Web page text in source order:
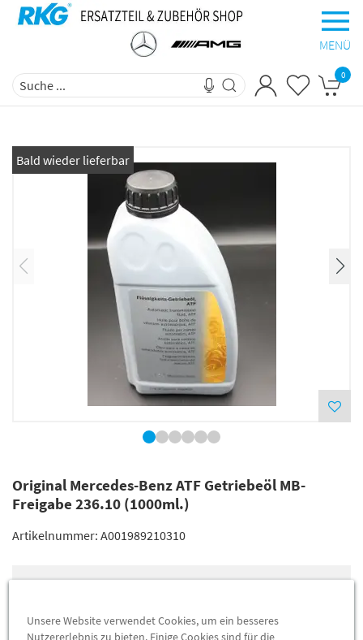
MENÜ
0
Bald wieder lieferbar
Original Mercedes-Benz ATF Getriebeöl MB-
Freigabe 236.10 (1000ml.)
Artikelnummer: A001989210310
Versandkostenfrei
Unsere Website verwendet Cookies, um ein besseres
Nutzererlebnis zu bieten. Einige Cookies sind für die